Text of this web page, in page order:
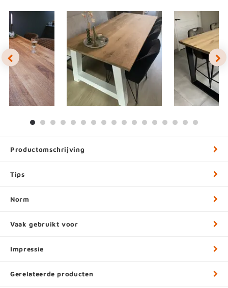
Productomschrijving
Tips
Norm
Vaak gebruikt voor
Impressie
Gerelateerde producten